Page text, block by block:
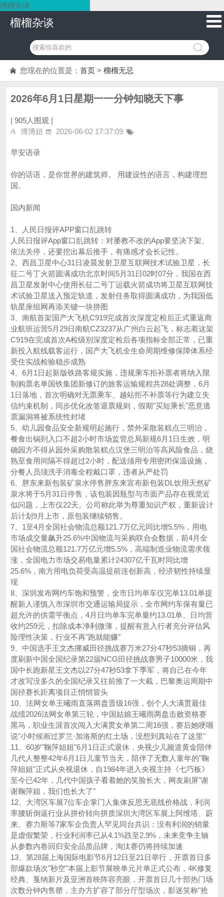
榴榴杂谈
榴榴杂谈
您现在的位置是： 首页 > 榴榴无忌
2026年6月1日星期一一分钟知晓天下事
| 905人围观 |
博博妞
2026-06-02 17:37:09
早安语录
你的话语，是你世界的建筑师。 用建设性的语言，构建理想
国。
国内新闻
1、人民日报评APP窗口乱跳转
人民日报评App窗口乱跳转：对屡教不改的App要坚决下架、
依法关停，还要挖出幕后推手，有痛感才会长记性。‌‌
2、西昌卫星中心31日凌晨发射卫星互联网技术试验卫星，长
征二号丁火箭圆满成功北京时间5月31日02时07分，我国在西
昌卫星发射中心使用长征二号丁运载火箭成功将卫星互联网技
术试验卫星送入预定轨道，发射任务取得圆满成功，为我国低
轨星座组网再添关键一块拼图
3、南航首架国产大飞机C919完成首次深度定检后正式重返商
业航班运营5月29日南航CZ3237从广州白云起飞，标志着这架
C919在完成首次A检级别深度定检后各项指标全部正常，已重
新投入航线载客运行，国产大飞机全生命周期维修保障体系经
受住实战检验稳步成熟
4、6月1日起新版铁路客规实施，违规乘车拒补票者将纳入限
制购票名单国铁集团新修订的旅客运输规程共28处调整，6月
1日落地，首次明确对无票乘车、越站拒不补票等行为建立失
信约束机制，同步优化改签退票规则，假期"买短乘长"恶意逃
票漏洞将被系统性封堵
5、幼儿园食品安全新规明起施行，禁外采散装糕点三明治，
餐食出锅到入口不超2小时市场监管总局新规6月1日生效，明
确园方不得从园外采购散装糕点汉堡三明治等高风险食品，烧
熟至食用间隔不得超过2小时，配送须用专用密闭保温设施，
分餐人员须洗手消毒全程戴口罩，违者从严处罚
6、胖东来新包装矿泉水停售胖东来宣布新包装DL饮用天然矿
泉水‌将于5月31日停售，该包装因瓶型与市面产品存在‌视觉近
似‌问题，上市仅22天。公司称此举为尊重知识产权，重新设计
后计划9月上市，原包装继续销售。‌‌
7、1至4月全国社会物流总额121.7万亿元同比增5.5%，用电
市场成交量飙升25.6%中国物流与采购联合会数据，前4月全
国社会物流总额121.7万亿元增5.5%，高端制造业物流需求领
涨，全国电力市场交易电量累计24307亿千瓦时同比增
25.6%，南方用电负荷受高温提前连创新高，经济韧性持续显
现
8、深圳发布网约车饱和预警，全市日均单车仅完单13.01单提
醒新人谨慎入市深圳市交通运输局提示，全市网约车保有量已
超允许的供需平衡点，4月日均单车完单量约13.01单、日均营
收约259元，扣除成本净利微薄，提醒有意入行者充分评估风
险理性决策，行业不再"跑就能赚"
9、中国选手王文杰挪威田径挑战赛万米27分47秒53摘铜，再
度刷新中国全国纪录第22届NCG田径挑战赛男子10000米，我
国中长跑新星王文杰以27分47秒53拿下季军，将自己在今年
才改写没多久的全国纪录又往前推了一大截，巴黎奥运周期中
国径赛长距离项目正悄悄冒头
10、法网女单王曦雨直落两盘晋级16强，创个人大满贯最佳
战绩2026法网女单第三轮，中国姑娘王曦雨两盘击败资格赛
黑马，职业生涯首次闯入大满贯女单第二周16强，赛后她哽咽
说"小时候画过罗兰·加洛斯的红土场，没想到真站在了这里"
11、60岁"鞠萍姐姐"6月1日正式退休，央视少儿频道黄金陪伴
几代人整整42年6月1日儿童节当天，陪伴了无数人童年的"鞠
萍姐姐"正式从央视退休，自1984年进入央视主持《七巧板》
至今已42年，几代中国孩子看着她的笑脸长大，网友刷屏"谢
谢鞠萍姐，我们也长大了"
12、大湾区车展7位车企掌门人集体反思无底线价格战，利润
率腰斩倒逼行业从拼价转向拼质深圳大湾区车展上阿维塔、蔚
来、赛力斯等7家车企负责人罕见同台共识：没有利润的销量
是虚假繁荣，行业利润率已从4.1%跌至2.9%，未来竞争主轴
从参数内卷回归安全品质品牌，淘汰赛仍将持续加速
13、第28届上海国际电影节6月12日至21日举行，开票首日多
部爆款场次"秒空"本届上影节展映单元片单正式公布，4K修复
经典、戛纳新片及亚洲首映阵容亮眼，开票首日几十部热门场
次数分钟内售罄，主办方扩容了部分厅型场次，影迷笑称"抢